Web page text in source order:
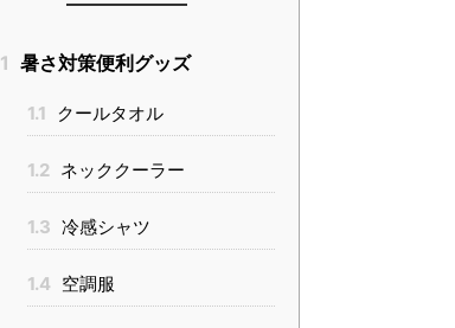
1 暑さ対策便利グッズ
1.1 クールタオル
1.2 ネッククーラー
1.3 冷感シャツ
1.4 空調服